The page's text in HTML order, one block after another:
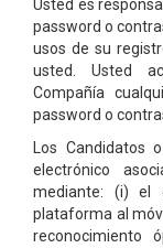
Usted es
password o
usos de su
usted. Usted
Compañía
password o
Los Candidatos
electrónico
mediante: (i) el
plataforma al
reconocimiento